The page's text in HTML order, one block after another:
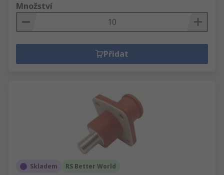
Množství
Přidat
Skladem RS Better World